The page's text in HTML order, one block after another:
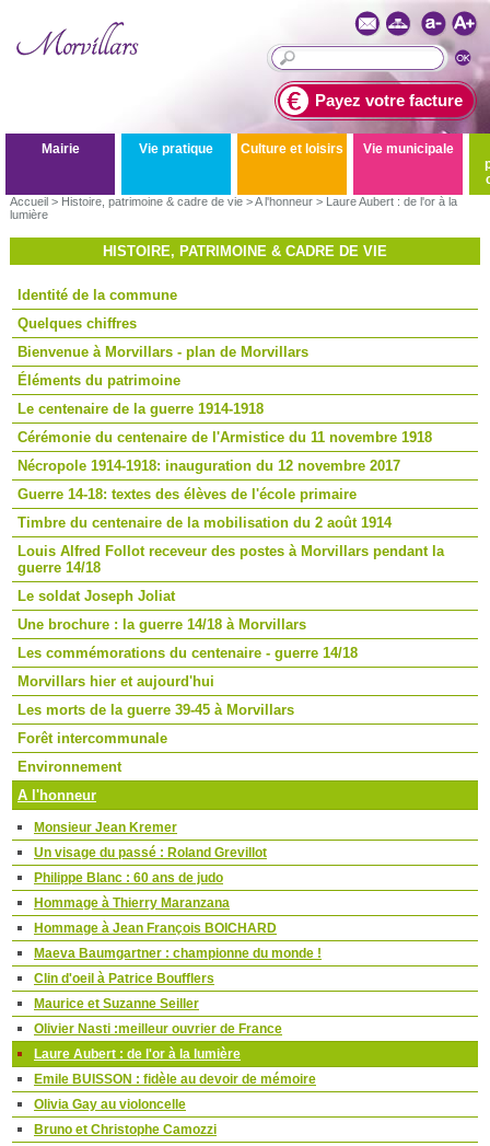
Payez votre facture
Mairie Vie pratique Culture et loisirs
Vie municipale
Accueil> Histoire, patrimoine & cadre de vie>A l'honneur> Laure Aubert : de l'or à la
lumière
HISTOIRE, PATRIMOINE & CADRE DE VIE
Identité de la commune
Quelques chiffres
Bienvenue à Morvillars - plan de Morvillars
Éléments du patrimoine
Le centenaire de la guerre 1914-1918
Cérémonie du centenaire de l'Armistice du 11 novembre 1918
Nécropole 1914-1918: inauguration du 12 novembre 2017
Guerre 14-18: textes des élèves de l'école primaire
Timbre du centenaire de la mobilisation du 2 août 1914
Louis Alfred Follot receveur des postes à Morvillars pendant la
guerre 14/18
Le soldat Joseph Joliat
Une brochure : la guerre 14/18 à Morvillars
Les commémorations du centenaire - guerre 14/18
Morvillars hier et aujourd'hui
Les morts de la guerre 39-45 à Morvillars
Forêt intercommunale
Environnement
A l'honneur
Monsieur Jean Kremer
Un visage du passé : Roland Grevillot
Philippe Blanc : 60 ans de judo
Hommage à Thierry Maranzana
Hommage à Jean François BOICHARD
Maeva Baumgartner : championne du monde !
Clin d'oeil à Patrice Boufflers
Maurice et Suzanne Seiller
Olivier Nasti :meilleur ouvrier de France
Laure Aubert : de l'or à la lumière
Emile BUISSON : fidèle au devoir de mémoire
Olivia Gay au violoncelle
Bruno et Christophe Camozzi